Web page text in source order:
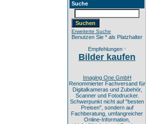
Suche
Erweiterte Suche
Benutzen Sie * als Platzhalter
Empfehlungen *
Bilder kaufen
Imaging One GmbH
Renommierter Fachversand für
Digitalkameras und Zubehör,
Scanner und Fotodrucker.
Schwerpunkt nicht auf "besten
Preisen", sondern auf
Fachberatung, umfangreicher
Online-Information,